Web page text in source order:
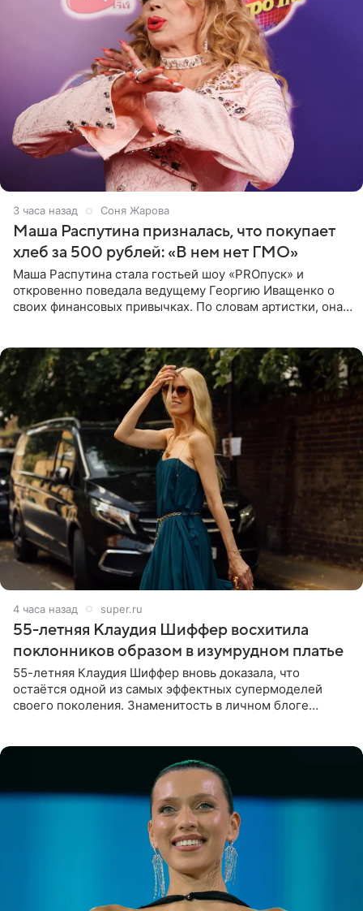
3 часа назад Соня Жарова
Маша Распутина призналась, что покупает
хлеб за 500 рублей: «В нем нет ГМО»
Маша Распутина стала гостьей шоу «PROпуск» и
откровенно поведала ведущему Георгию Иващенко о
своих финансовых привычках. По словам артистки, она
4 часа назад super.ru
55-летняя Клаудия Шиффер восхитила
поклонников образом в изумрудном платье
55-летняя Клаудия Шиффер вновь доказала, что
остаётся одной из самых эффектных супермоделей
своего поколения. Знаменитость в личном блоге